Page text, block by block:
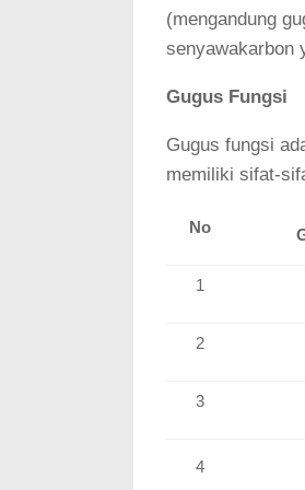
(mengandung
senyawakarbon
Gugus Fungsi
Gugus fungsi
memiliki sifat-
No
1
2
3
4